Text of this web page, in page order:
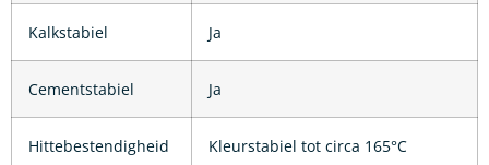
Kalkstabiel Ja
Cementstabiel Ja
Hittebestendigheid Kleurstabiel tot circa 165°C